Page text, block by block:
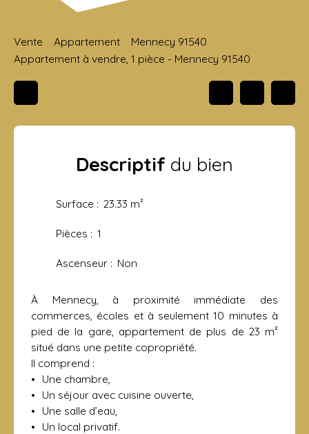
Vente Appartement
Mennecy 91540
Appartement à vendre, 1 pièce - Mennecy 91540
Descriptif du bien
Surface : 23.33 m²
Pièces : 1
Ascenseur : Non
À Mennecy, à proximité immédiate des
commerces, écoles et à seulement 10 minutes à
pied de la gare, appartement de plus de 23 m²
situé dans une petite copropriété.
Il comprend :
Une chambre,
Un séjour avec cuisine ouverte,
Une salle d’eau,
Un local privatif.